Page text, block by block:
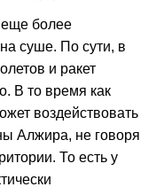
еще более
суше. По сути, в
и ракет
В то время как
воздействовать
Алжира, не говоря
То есть у